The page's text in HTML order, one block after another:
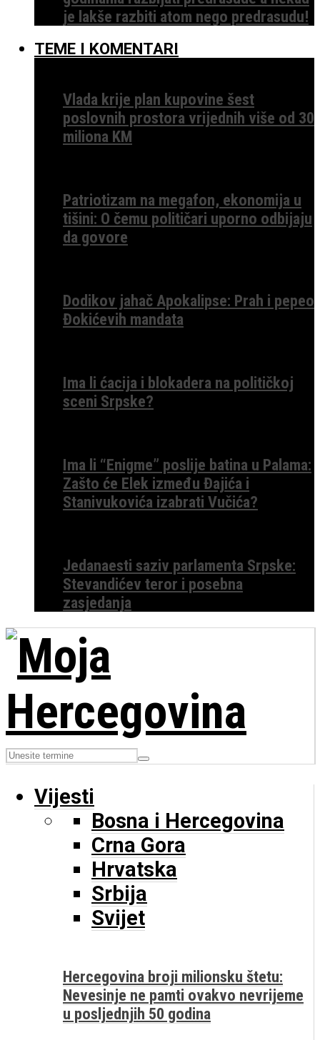
je lakše razbiti atom nego predrasudu!
TEME I KOMENTARI
Vlada krije plan kupovine šest
poslovnih prostora vrijednih više od 30
miliona KM
Patriotizam na megafon, ekonomija u
tišini: O čemu političari uporno odbijaju
da govore
Dodikov jahač Apokalipse: Prah i pepeo
Đokićevih mandata
Ima li ćacija i blokadera na političkoj
sceni Srpske?
Ima li “Enigme” poslije batina u Palama:
Zašto će Elek između Đajića i
Stanivukovića izabrati Vučića?
Jedanaesti saziv parlamenta Srpske:
Stevandićev teror i posebna
zasjedanja
Vijesti
Bosna i Hercegovina
Crna Gora
Hrvatska
Srbija
Svijet
Hercegovina broji milionsku štetu:
Nevesinje ne pamti ovakvo nevrijeme
u posljednjih 50 godina